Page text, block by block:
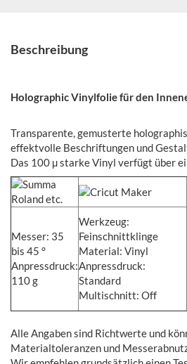
Beschreibung
Holographic Vinylfolie für den
Transparente, gemusterte
effektvolle Beschriftungen und
Das 100 µ starke Vinyl verfügt über
Messer: 35
bis 45 °
Anpressdruck:
110 g
Werkzeug:
Feinschnittklinge
Material: Vinyl
Anpressdruck:
Standard
Multischnitt: Off
Alle Angaben sind Richtwerte und
Materialtoleranzen und